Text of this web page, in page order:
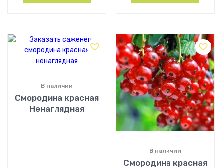
Смородина красная
Ненаглядная
В наличии
Смородина красная
В наличии